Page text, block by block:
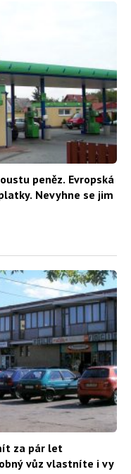
peněz. Evropská
Nevyhne se jim
za pár let
vůz vlastníte i vy